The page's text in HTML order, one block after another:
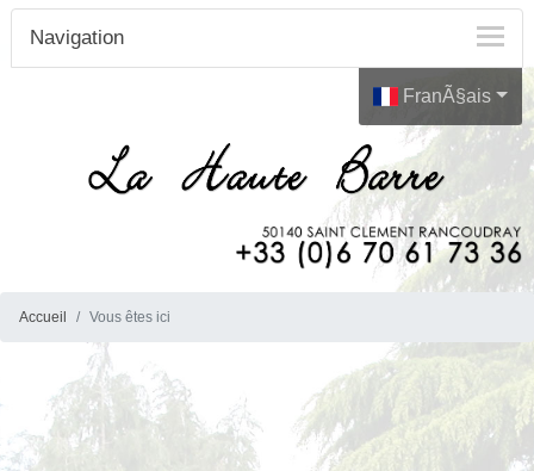
Navigation
FranÃ§ais
Accueil Vous êtes ici